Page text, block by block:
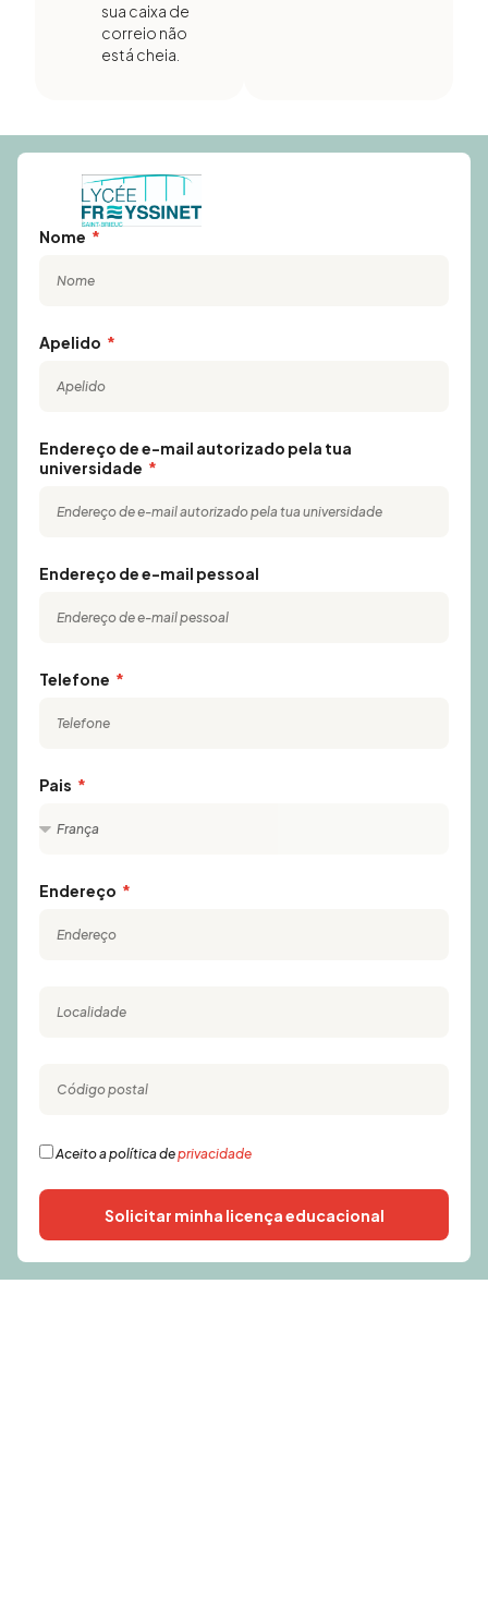
sua caixa de
correio não
está cheia.
Nome
Apelido
Endereço de e-mail autorizado pela tua
universidade
Endereço de e-mail pessoal
Telefone
Pais
Endereço
Aceito a política deprivacidade
Solicitar minha licença educacional